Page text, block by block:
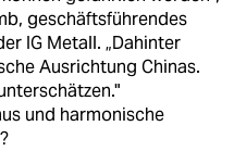
geschäftsführendes
IG Metall. „Dahinter
Ausrichtung Chinas.
und harmonische